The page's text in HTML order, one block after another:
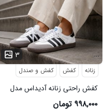
۳ ...
زنانه کفش کفش و صندل
کفش راحتی زنانه آدیداس مدل
سامبا سفید
۹۹۸,۰۰۰ تومان